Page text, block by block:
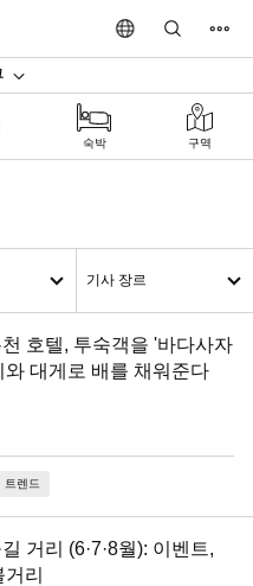
숙박 구역
기사 장르
호텔, 투숙객을 '바다사자
와 대게로 배를 채워준다
트렌드
거리 (6·7·8월): 이벤트,
리